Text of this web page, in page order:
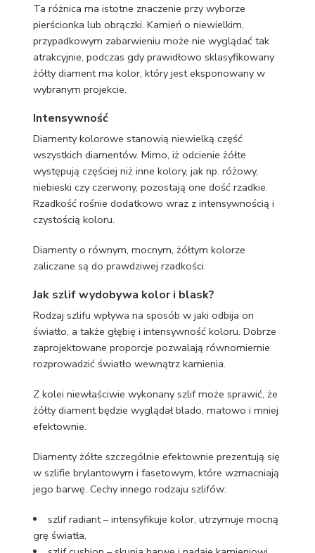
Ta różnica ma istotne znaczenie przy wyborze
pierścionka lub obrączki. Kamień o niewielkim,
przypadkowym zabarwieniu może nie wyglądać tak
atrakcyjnie, podczas gdy prawidłowo sklasyfikowany
żółty diament ma kolor, który jest eksponowany w
wybranym projekcie.
Intensywność
Diamenty kolorowe stanowią niewielką część
wszystkich diamentów. Mimo, iż odcienie żółte
występują częściej niż inne kolory, jak np. różowy,
niebieski czy czerwony, pozostają one dość rzadkie.
Rzadkość rośnie dodatkowo wraz z intensywnością i
czystością koloru.
Diamenty o równym, mocnym, żółtym kolorze
zaliczane są do prawdziwej rzadkości.
Jak szlif wydobywa kolor i blask?
Rodzaj szlifu wpływa na sposób w jaki odbija on
światło, a także głębię i intensywność koloru. Dobrze
zaprojektowane proporcje pozwalają równomiernie
rozprowadzić światło wewnątrz kamienia.
Z kolei niewłaściwie wykonany szlif może sprawić, że
żółty diament będzie wyglądał blado, matowo i mniej
efektownie.
Diamenty żółte szczególnie efektownie prezentują się
w szlifie brylantowym i fasetowym, które wzmacniają
jego barwę. Cechy innego rodzaju szlifów:
szlif radiant – intensyfikuje kolor, utrzymuje mocną
grę światła,